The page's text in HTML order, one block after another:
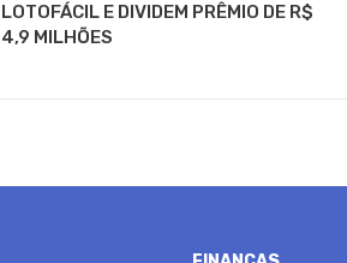
LOTOFÁCIL E DIVIDEM PRÊMIO DE R$
4,9 MILHÕES